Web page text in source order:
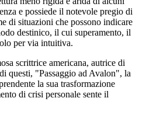
e possiede il notevole pregio di
di situazioni che possono indicare
destinico, il cui superamento, il
per via intuitiva.
scrittrice americana, autrice di
questi, "Passaggio ad Avalon", la
la sua trasformazione
di crisi personale sente il